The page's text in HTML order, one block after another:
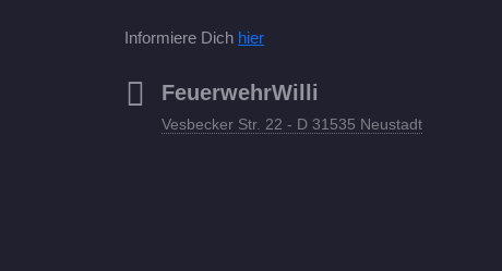
Informiere Dich hier
FeuerwehrWilli
Vesbecker Str. 22 - D 31535 Neustadt